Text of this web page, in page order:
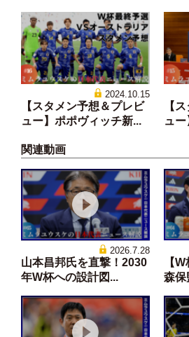
2024.10.15
【スタメン予想＆プレビ
ュー】ポポヴィッチ新...
【
ュ
関連動画
2026.7.28
山本昌邦氏を直撃！2030
年W杯への設計図...
【
森保